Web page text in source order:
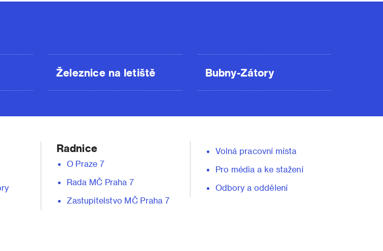
Železnice na letiště Bubny-Zátory
Radnice
O Praze 7
Rada MČ Praha 7
Zastupitelstvo MČ Praha 7
Volná pracovní místa
Pro média a ke stažení
Odbory a oddělení